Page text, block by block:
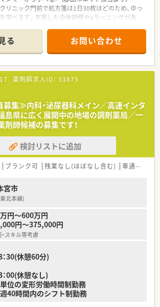
でいただけます。
リニック門前で処方箋は1日30枚ほどのため、ゆっ
学べます。充実した全体研修やeラーニングがあ
＊
応需状況について】
り入れる郡山駅から徒歩5分ほどの好立地にあり、
非常にスムーズで負担の少ない調剤薬局です。
内科の処方箋をメインに受けており、じっくりと患
える環境です。
は1日平均30枚前後と比較的ゆったりしており、常
の薬剤師と事務員2名で対応しています。
ついて】
あれば経験が浅い方でもエントリー可能で、正社
師として腰を据えて働くことができます。
年収480万円から600万円の間で、これまでの調剤
スキル等を考慮して決定されます。
時間は9時30分から19時までとなっており、土曜日
務内容】
主とした処方箋の調剤業務、監査、そして患者様へ
指導といった基本業務を担当いただきます。
中心に対応しながら、地域包括ケアに貢献できる未
を目指して在宅医療も学ぶことができます。
に在宅専門チームを立ち上げており、店舗の負担を
企業全体で連携して対応を進めています。
いて】
身となる有限会社を設立して以来、現在では東日
200店舗の調剤薬局を展開しています。
は介護事業にも参入しており、地域の要請に応え
る お問い合わせ
薬剤師求人ID： 33875
募集≫内科・泌尿器科メイン／高速インタ
島県に広く展開中の地場の調剤薬局／一
剤師候補の募集です！
検討リストに追加
ブランク可 残業なし(ほぼなし含む) 車通勤可
宮市
北本線)
円～600万円
円～375,000円
スキル等考慮
：30(休憩60分)
：00(休憩なし)
位の変形労働時間制勤務
40時間内のシフト制勤務